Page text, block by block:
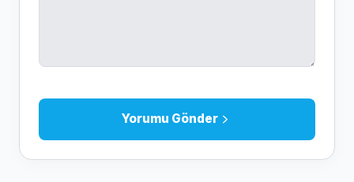
Yorumu Gönder